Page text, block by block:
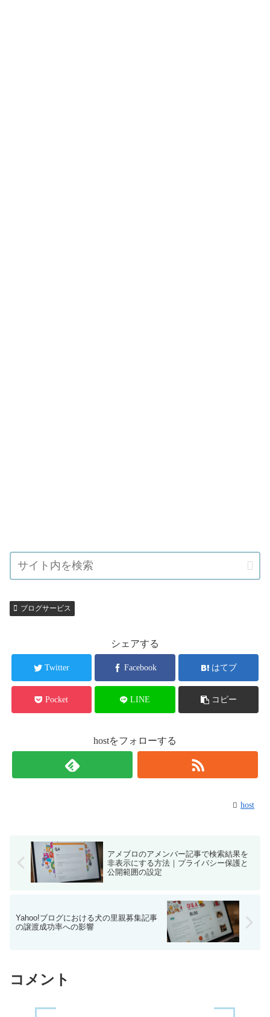
ブログサービス
シェアする
Twitter Facebook はてブ
Pocket LINE コピー
hostをフォローする
host
アメブロのアメンバー記事で検索結果を
非表示にする方法｜プライバシー保護と
公開範囲の設定
Yahoo!ブログにおける犬の里親募集記事
の譲渡成功率への影響
コメント